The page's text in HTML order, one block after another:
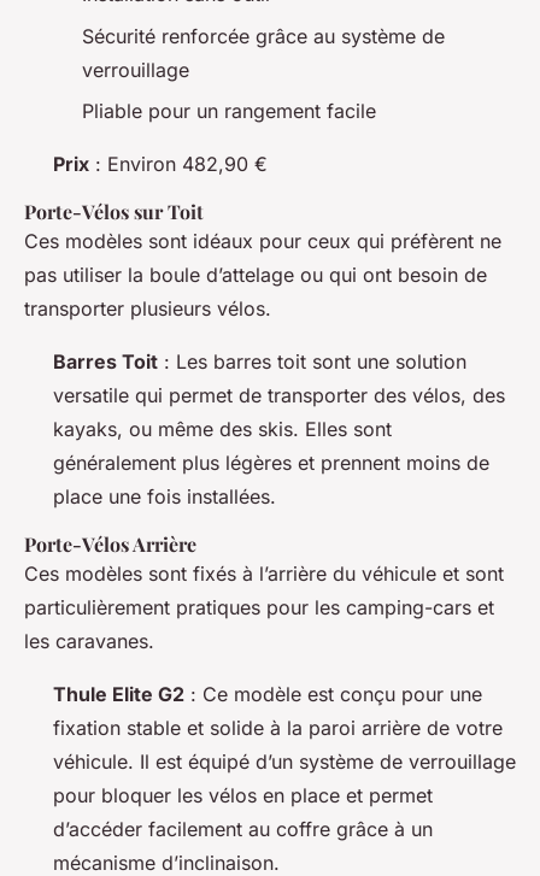
Sécurité renforcée grâce au système de
verrouillage
Pliable pour un rangement facile
Prix : Environ 482,90 €
Porte-Vélos sur Toit
Ces modèles sont idéaux pour ceux qui préfèrent ne
pas utiliser la boule d’attelage ou qui ont besoin de
transporter plusieurs vélos.
Barres Toit : Les barres toit sont une solution
versatile qui permet de transporter des vélos, des
kayaks, ou même des skis. Elles sont
généralement plus légères et prennent moins de
place une fois installées.
Porte-Vélos Arrière
Ces modèles sont fixés à l’arrière du véhicule et sont
particulièrement pratiques pour les camping-cars et
les caravanes.
Thule Elite G2 : Ce modèle est conçu pour une
fixation stable et solide à la paroi arrière de votre
véhicule. Il est équipé d’un système de verrouillage
pour bloquer les vélos en place et permet
d’accéder facilement au coffre grâce à un
mécanisme d’inclinaison.